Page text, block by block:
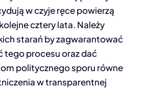
w czyje ręce powierzą
cztery lata. Należy
starań by zagwarantować
tego procesu oraz dać
politycznego sporu równe
w transparentnej